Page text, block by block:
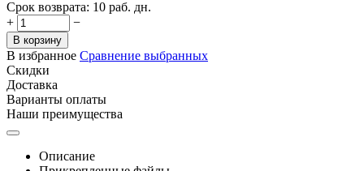
Срок возврата: 10 раб. дн.
+
−
В корзину
В избранное Сравнение выбранных
Скидки
Доставка
Варианты оплаты
Наши преимущества
Описание